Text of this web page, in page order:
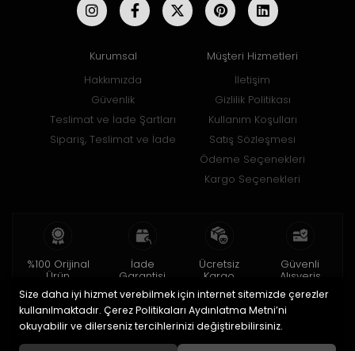
Kurumsal
Hakkımızda
Güvenlik
Teslimat ve İade Şartları
Sipariş, Teslimat ve İade
Müşteri Hizmetleri
İletişim
Gizlilik Politikası
Kullanım Koşulları
Satış Sözleşmesi
Ödeme Seçenekleri
Kargo Seçenekleri
%100 Orijinal
Ürün
2 yıl garanti
İade
Garantisi
15 gün içinde
iade
Ücretsiz
Kargo
150 TL ve üzeri
Güvenli
Alışveriş
256bit SSL ile
Size daha iyi hizmet verebilmek için internet sitemizde çerezler
kullanılmaktadır. Çerez Politikaları Aydınlatma Metni’ni
okuyabilir ve dilerseniz tercihlerinizi değiştirebilirsiniz.